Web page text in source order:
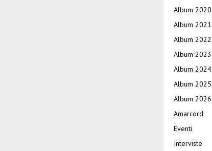
Album 2020
Album 2021
Album 2022
Album 2023
Album 2024
Album 2025
Album 2026
Amarcord
Eventi
Interviste